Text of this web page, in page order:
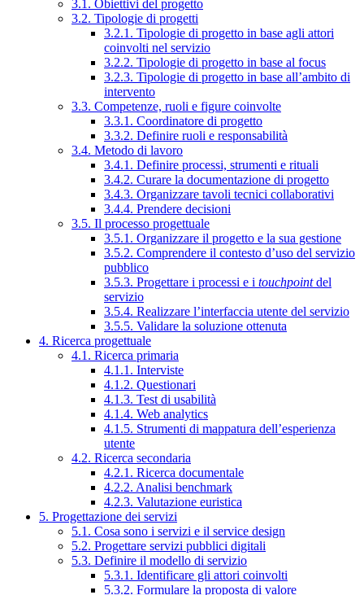
3.1. Obiettivi del progetto
3.2. Tipologie di progetti
3.2.1. Tipologie di progetto in base agli attori
coinvolti nel servizio
3.2.2. Tipologie di progetto in base al focus
3.2.3. Tipologie di progetto in base all’ambito di
intervento
3.3. Competenze, ruoli e figure coinvolte
3.3.1. Coordinatore di progetto
3.3.2. Definire ruoli e responsabilità
3.4. Metodo di lavoro
3.4.1. Definire processi, strumenti e rituali
3.4.2. Curare la documentazione di progetto
3.4.3. Organizzare tavoli tecnici collaborativi
3.4.4. Prendere decisioni
3.5. Il processo progettuale
3.5.1. Organizzare il progetto e la sua gestione
3.5.2. Comprendere il contesto d’uso del servizio
pubblico
3.5.3. Progettare i processi e i touchpointdel
servizio
3.5.4. Realizzare l’interfaccia utente del servizio
3.5.5. Validare la soluzione ottenuta
4. Ricerca progettuale
4.1. Ricerca primaria
4.1.1. Interviste
4.1.2. Questionari
4.1.3. Test di usabilità
4.1.4. Web analytics
4.1.5. Strumenti di mappatura dell’esperienza
utente
4.2. Ricerca secondaria
4.2.1. Ricerca documentale
4.2.2. Analisi benchmark
4.2.3. Valutazione euristica
5. Progettazione dei servizi
5.1. Cosa sono i servizi e il service design
5.2. Progettare servizi pubblici digitali
5.3. Definire il modello di servizio
5.3.1. Identificare gli attori coinvolti
5.3.2. Formulare la proposta di valore